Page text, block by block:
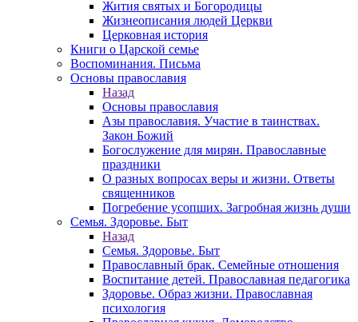
Жития святых и Богородицы
Жизнеописания людей Церкви
Церковная история
Книги о Царской семье
Воспоминания. Письма
Основы православия
Назад
Основы православия
Азы православия. Участие в таинствах.
Закон Божий
Богослужение для мирян. Православные
праздники
О разных вопросах веры и жизни. Ответы
священников
Погребение усопших. Загробная жизнь души
Семья. Здоровье. Быт
Назад
Семья. Здоровье. Быт
Православный брак. Семейные отношения
Воспитание детей. Православная педагогика
Здоровье. Образ жизни. Православная
психология